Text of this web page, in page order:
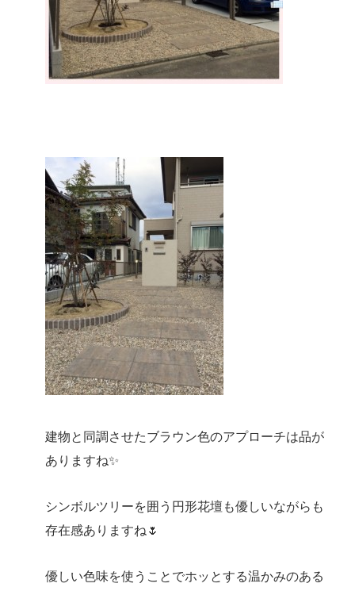
建物と同調させたブラウン色のアプローチは品が
ありますね✨
シンボルツリーを囲う円形花壇も優しいながらも
存在感ありますね🌷
優しい色味を使うことでホッとする温かみのある